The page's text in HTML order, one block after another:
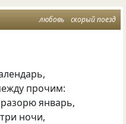
любовь скорый поезд
прочим:
январь,
ночи,